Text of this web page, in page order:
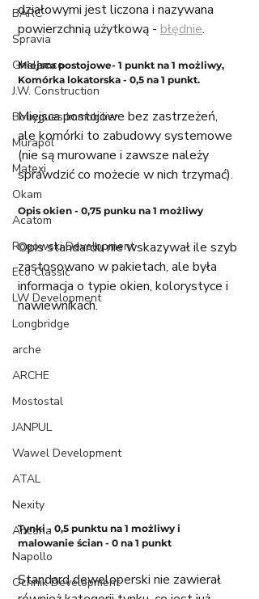
BARC
Spravia
Ghelamco
J.W. Construction
Bouygues Immobilier
Murapol
Matexi
Okam
Acatom
Rogowski Development
Eco Classic
LW Development
Longbridge
arche
ARCHE
Mostostal
JANPUL
Wawel Development
ATAL
Nexity
Ancona
Napollo
Ochnik Development
działowymi jest liczona i nazywana
powierzchnią użytkową - błędnie.
Miejsca postojowe- 1 punkt na 1 możliwy,
Komórka lokatorska - 0,5 na 1 punkt.
Miejsca postojowe bez zastrzeżeń,
ale komórki to zabudowy systemowe
(nie są murowane i zawsze należy
sprawdzić co możecie w nich trzymać).
Opis okien - 0,75 punku na 1 możliwy
Opis standardu nie wskazywał ile szyb
zastosowano w pakietach, ale była
informacja o typie okien, kolorystyce i
nawiewnikach.
Tynki - 0,5 punktu na 1 możliwy i
malowanie ścian - 0 na 1 punkt
Standard deweloperski nie zawierał